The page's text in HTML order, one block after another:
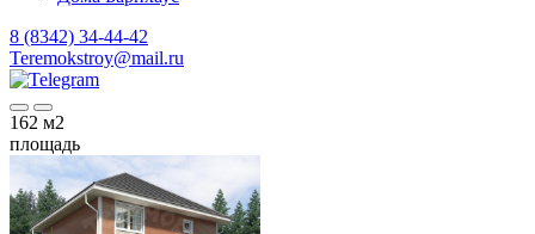
8 (8342) 34-44-42
Teremokstroy@mail.ru
162 м2
площадь